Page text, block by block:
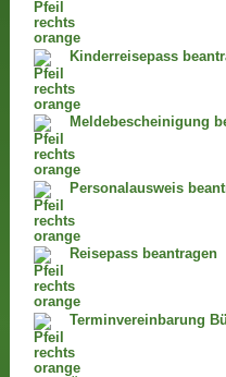
Kinderreisepass
Meldebescheinigung
Personalausweis
Reisepass beantragen
Terminvereinbarung